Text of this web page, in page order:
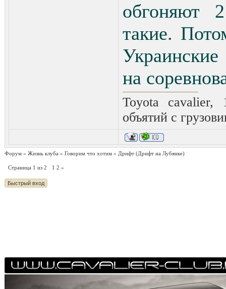
обгоняют
такие.
на
Toyota cavalier,
объятий с
Форум » Жизнь клуба » Говорим что хотим » Дрифт (Дрифт на Лубянке)
Страница 1 из 2 1 2 »